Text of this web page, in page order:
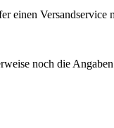
einen
noch die